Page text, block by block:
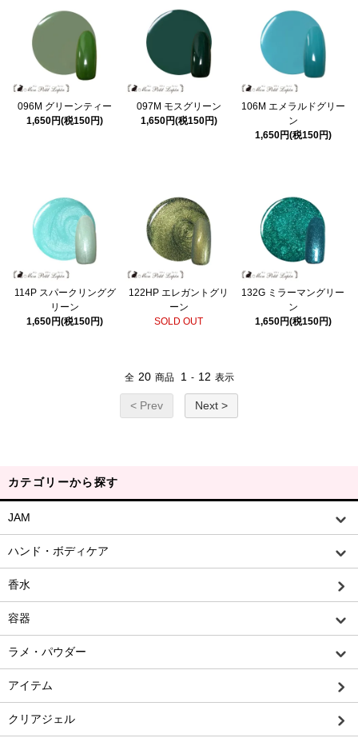
096M グリーンティー
1,650円(税150円)
097M モスグリーン
1,650円(税150円)
106M エメラルドグリー
ン
1,650円(税150円)
114P スパークリンググ
リーン
1,650円(税150円)
122HP エレガントグリ
ーン
SOLD OUT
132G ミラーマングリー
ン
1,650円(税150円)
全 20 商品 1 - 12 表示
< Prev Next >
カテゴリーから探す
JAM
ハンド・ボディケア
香水
容器
ラメ・パウダー
アイテム
クリアジェル